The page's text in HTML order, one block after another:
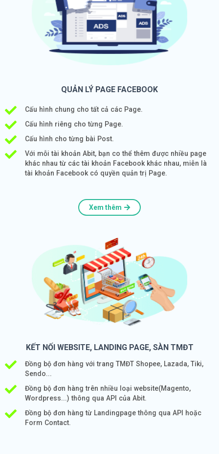
QUẢN LÝ PAGE FACEBOOK
Cấu hình chung cho tất cả các Page.
Cấu hình riêng cho từng Page.
Cấu hình cho từng bài Post.
Với mỗi tài khoản Abit, bạn co thể thêm được nhiều page
khác nhau từ các tài khoản Facebook khác nhau, miễn là
tài khoản Facebook có quyền quản trị Page.
Xem thêm
KẾT NỐI WEBSITE, LANDING PAGE, SÀN TMĐT
Đồng bộ đơn hàng với trang TMĐT Shopee, Lazada, Tiki,
Sendo...
Đồng bộ đơn hàng trên nhiều loại website(Magento,
Wordpress...) thông qua API của Abit.
Đồng bộ đơn hàng từ Landingpage thông qua API hoặc
Form Contact.